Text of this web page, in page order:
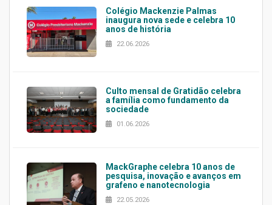
Colégio Mackenzie Palmas
inaugura nova sede e celebra 10
anos de história
22.06.2026
Culto mensal de Gratidão celebra
a família como fundamento da
sociedade
01.06.2026
MackGraphe celebra 10 anos de
pesquisa, inovação e avanços em
grafeno e nanotecnologia
22.05.2026